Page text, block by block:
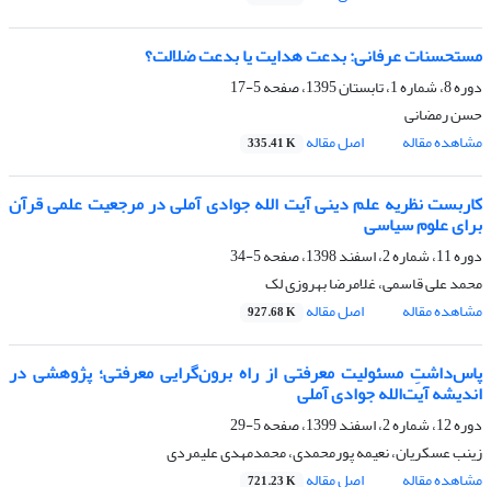
مستحسنات عرفانی: بدعت هدایت یا بدعت ضلالت؟
دوره 8، شماره 1، تابستان 1395، صفحه
5-17
حسن رمضانی
مشاهده مقاله
اصل مقاله 335.41 K
کاربست نظریه علم دینى آیت الله جوادى آملی در مرجعیت علمى قرآن
برای علوم سیاسی
دوره 11، شماره 2، اسفند 1398، صفحه
5-34
محمد علی قاسمی، غلامرضا بهروزی لک
مشاهده مقاله
اصل مقاله 927.68 K
پاس‌داشتِ مسئولیت معرفتی از راه برون‌گرایی معرفتی؛ پژوهشی در
اندیشه آیت‌الله جوادی آملی
دوره 12، شماره 2، اسفند 1399، صفحه
5-29
زینب عسکریان، نعیمه پورمحمدی، محمدمهدی علیمردی
مشاهده مقاله
اصل مقاله 721.23 K